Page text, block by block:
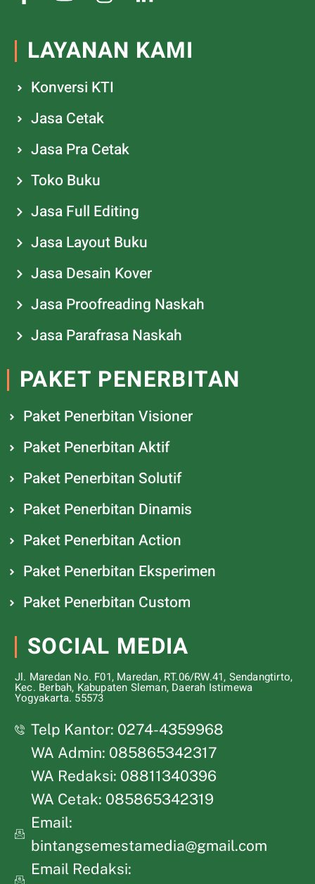
LAYANAN KAMI
Konversi KTI
Jasa Cetak
Jasa Pra Cetak
Toko Buku
Jasa Full Editing
Jasa Layout Buku
Jasa Desain Kover
Jasa Proofreading Naskah
Jasa Parafrasa Naskah
PAKET PENERBITAN
Paket Penerbitan Visioner
Paket Penerbitan Aktif
Paket Penerbitan Solutif
Paket Penerbitan Dinamis
Paket Penerbitan Action
Paket Penerbitan Eksperimen
Paket Penerbitan Custom
SOCIAL MEDIA
Jl. Maredan No. F01, Maredan, RT.06/RW.41, Sendangtirto,
Kec. Berbah, Kabupaten Sleman, Daerah Istimewa
Yogyakarta. 55573
Telp Kantor: 0274-4359968
WA Admin: 085865342317
WA Redaksi: 08811340396
WA Cetak: 085865342319
Email:
bintangsemestamedia@gmail.com
Email Redaksi: